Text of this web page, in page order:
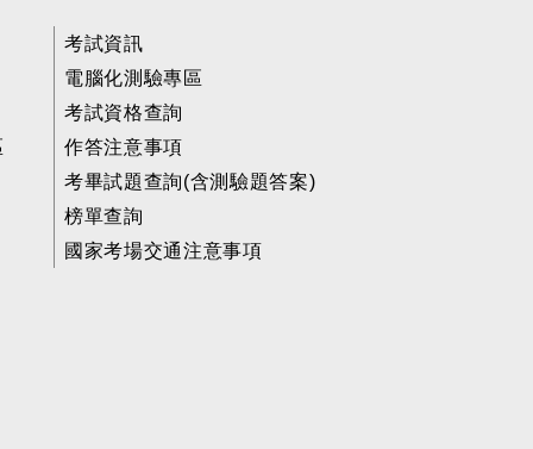
考試資訊
電腦化測驗專區
考試資格查詢
作答注意事項
考畢試題查詢(含測驗題答案)
榜單查詢
國家考場交通注意事項